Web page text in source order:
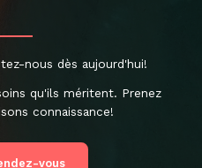
nous dès aujourd'hui!
qu'ils méritent. Prenez
connaissance!
vous